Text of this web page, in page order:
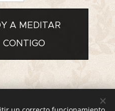
A MEDITAR
CONTIGO